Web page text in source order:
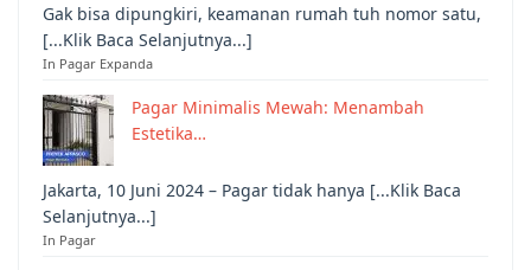
Gak bisa dipungkiri, keamanan rumah tuh nomor satu,
[...Klik Baca Selanjutnya...]
In Pagar Expanda
Pagar Minimalis Mewah: Menambah
Estetika…
Jakarta, 10 Juni 2024 – Pagar tidak hanya [...Klik Baca
Selanjutnya...]
In Pagar